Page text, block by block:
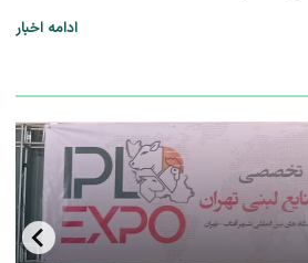
ادامه اخبار